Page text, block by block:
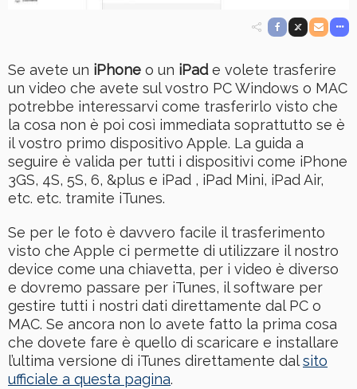
Se avete un iPhone o un iPade volete trasferire
un video che avete sul vostro PC Windows o MAC
potrebbe interessarvi come trasferirlo visto che
la cosa non è poi così immediata soprattutto se è
il vostro primo dispositivo Apple. La guida a
seguire è valida per tutti i dispositivi come iPhone
3GS, 4S, 5S, 6, &plus e iPad , iPad Mini, iPad Air,
etc. etc. tramite iTunes.
Se per le foto è davvero facile il trasferimento
visto che Apple ci permette di utilizzare il nostro
device come una chiavetta, per i video è diverso
e dovremo passare per iTunes, il software per
gestire tutti i nostri dati direttamente dal PC o
MAC. Se ancora non lo avete fatto la prima cosa
che dovete fare è quello di scaricare e installare
l’ultima versione di iTunes direttamente dalsito
ufficiale a questa pagina.